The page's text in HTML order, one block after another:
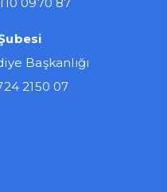
Başkanlığı
2150 07